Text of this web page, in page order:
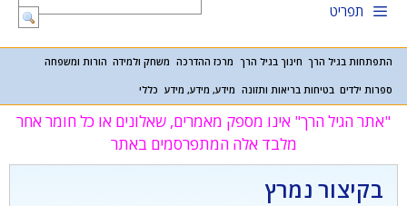
תפריט
התפתחות בגיל הרך חינוך בגיל הרך מרכז ההדרכה משחק ולמידה הורות ומשפחה
ספרות ילדים בטיחות בריאות ותזונה מידע, מידע, מידע כללי
"אתר הגיל הרך" אינו מספק מאמרים, שאלונים או כל חומר אחר
מלבד אלה המתפרסמים באתר
בקיצור נמרץ